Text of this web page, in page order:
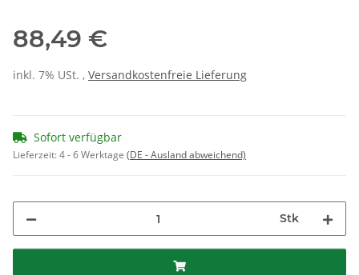
88,49 €
inkl. 7% USt. , Versandkostenfreie Lieferung
Sofort verfügbar
Lieferzeit:4 - 6 Werktage (DE - Ausland abweichend)
Stk